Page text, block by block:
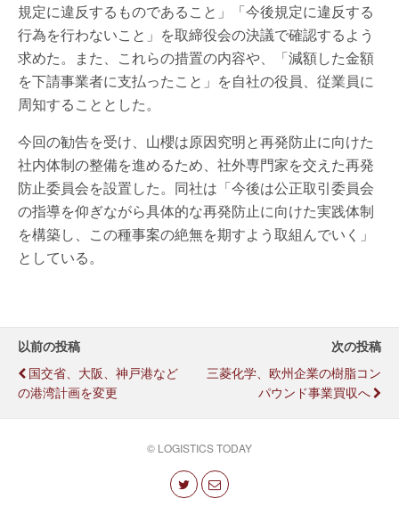
規定に違反するものであること」「今後規定に違反する
行為を行わないこと」を取締役会の決議で確認するよう
求めた。また、これらの措置の内容や、「減額した金額
を下請事業者に支払ったこと」を自社の役員、従業員に
周知することとした。
今回の勧告を受け、山櫻は原因究明と再発防止に向けた
社内体制の整備を進めるため、社外専門家を交えた再発
防止委員会を設置した。同社は「今後は公正取引委員会
の指導を仰ぎながら具体的な再発防止に向けた実践体制
を構築し、この種事案の絶無を期すよう取組んでいく」
としている。
以前の投稿
国交省、大阪、神戸港など
の港湾計画を変更
次の投稿
三菱化学、欧州企業の樹脂コン
パウンド事業買収へ
© LOGISTICS TODAY